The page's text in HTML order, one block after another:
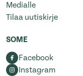
Medialle
Tilaa uutiskirje
SOME
Facebook
Instagram